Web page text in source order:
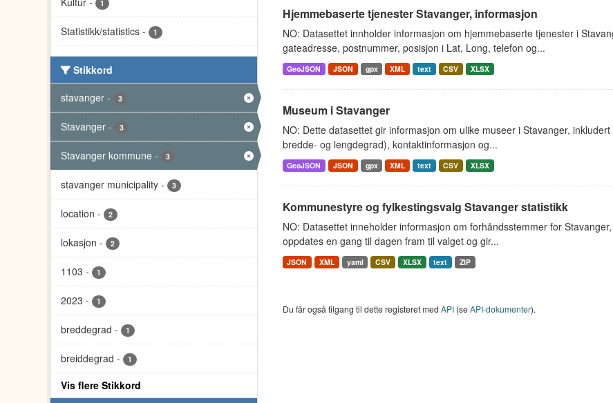
1
Statistikk/statistics - 1
Stikkord
stavanger - 3
Stavanger - 3
Stavanger kommune - 3
stavanger municipality - 3
location - 2
lokasjon - 2
1103 - 1
2023 - 1
breddegrad - 1
breiddegrad - 1
Vis flere Stikkord
Hjemmebaserte tjenester Stavanger, informasjon
NO: Datasettet innholder informasjon om hjemmebaserte tjenester i
gateadresse, postnummer, posisjon i Lat, Long, telefon og...
GeoJSON JSON gpx XML text CSV XLSX
Museum i Stavanger
NO: Dette datasettet gir informasjon om ulike museer i Stavanger,
bredde- og lengdegrad), kontaktinformasjon og...
GeoJSON JSON gpx XML text CSV XLSX
Kommunestyre og fylkestingsvalg Stavanger statistikk
NO: Datasettet inneholder informasjon om forhåndsstemmer for
oppdates en gang til dagen fram til valget og gir...
JSON XML yaml CSV XLSX text ZIP
Du får også tilgang til dette registeret med API(seAPI-dokumenter).